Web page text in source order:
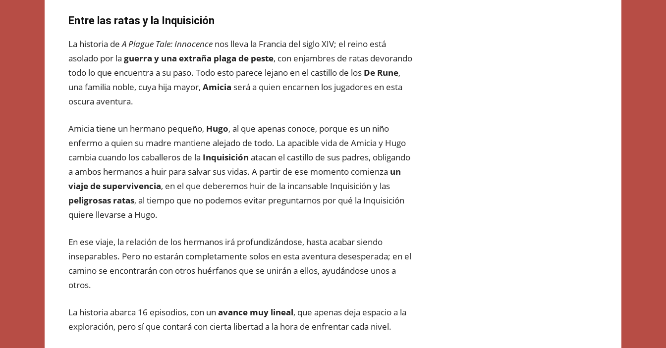
Entre las ratas y la Inquisición
La historia deA Plague Tale: Innocence nos lleva la Francia del siglo XIV; el reino está
asolado por la guerra y una extraña plaga de peste, con enjambres de ratas devorando
todo lo que encuentra a su paso. Todo esto parece lejano en el castillo de los De Rune,
una familia noble, cuya hija mayor, Amicia será a quien encarnen los jugadores en esta
oscura aventura.
Amicia tiene un hermano pequeño, Hugo, al que apenas conoce, porque es un niño
enfermo a quien su madre mantiene alejado de todo. La apacible vida de Amicia y Hugo
cambia cuando los caballeros de la Inquisición atacan el castillo de sus padres, obligando
a ambos hermanos a huir para salvar sus vidas. A partir de ese momento comienza un
viaje de supervivencia, en el que deberemos huir de la incansable Inquisición y las
peligrosas ratas, al tiempo que no podemos evitar preguntarnos por qué la Inquisición
quiere llevarse a Hugo.
En ese viaje, la relación de los hermanos irá profundizándose, hasta acabar siendo
inseparables. Pero no estarán completamente solos en esta aventura desesperada; en el
camino se encontrarán con otros huérfanos que se unirán a ellos, ayudándose unos a
otros.
La historia abarca 16 episodios, con un avance muy lineal, que apenas deja espacio a la
exploración, pero sí que contará con cierta libertad a la hora de enfrentar cada nivel.